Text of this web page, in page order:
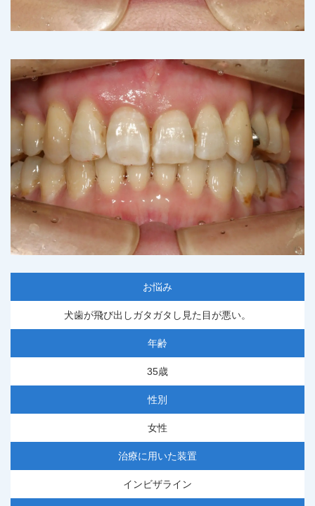
お悩み
犬歯が飛び出しガタガタし見た目が悪い。
年齢
35歳
性別
女性
治療に用いた装置
インビザライン